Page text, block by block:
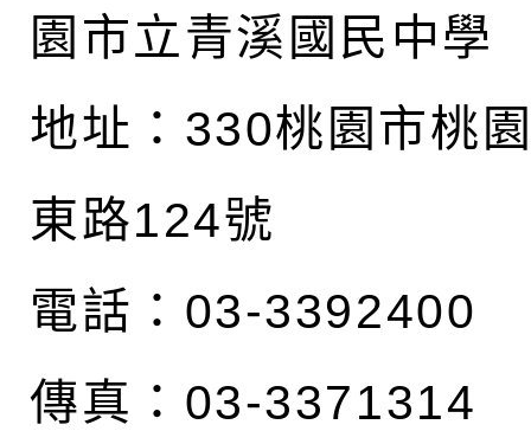
園市立青溪國民中學
地址： 330桃園市桃
東路124號
電話：03-3392400
傳真：03-3371314